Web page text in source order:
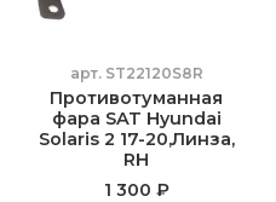
арт. ST22120S8R
Противотуманная
фара SAT Hyundai
Solaris 2 17-20,Линза,
RH
1 300 ₽